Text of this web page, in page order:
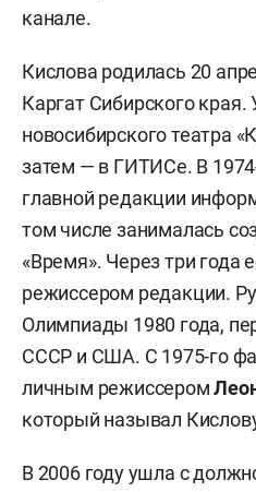
канале.
Кислова родилась 20
Каргат Сибирского края.
новосибирского театра
затем — в ГИТИСе. В
главной редакции
том числе занималась
«Время». Через три года
режиссером редакции.
Олимпиады 1980 года,
СССР и США. С 1975-го
личным режиссером
который называл
В 2006 году ушла с